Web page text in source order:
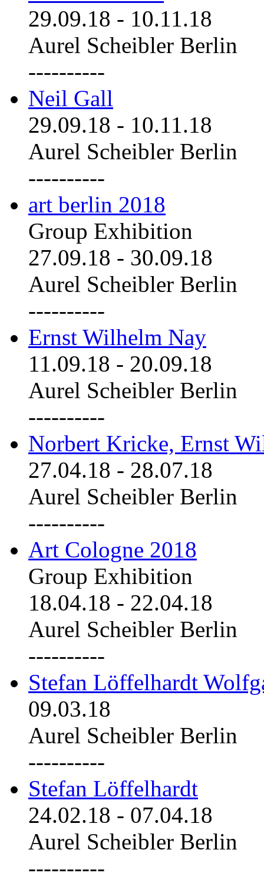
29.09.18 - 10.11.18
Aurel Scheibler Berlin
----------
Neil Gall
29.09.18 - 10.11.18
Aurel Scheibler Berlin
----------
art berlin 2018
Group Exhibition
27.09.18 - 30.09.18
Aurel Scheibler Berlin
----------
Ernst Wilhelm Nay
11.09.18 - 20.09.18
Aurel Scheibler Berlin
----------
Norbert Kricke, Ernst
27.04.18 - 28.07.18
Aurel Scheibler Berlin
----------
Art Cologne 2018
Group Exhibition
18.04.18 - 22.04.18
Aurel Scheibler Berlin
----------
Stefan Löffelhardt
09.03.18
Aurel Scheibler Berlin
----------
Stefan Löffelhardt
24.02.18 - 07.04.18
Aurel Scheibler Berlin
----------